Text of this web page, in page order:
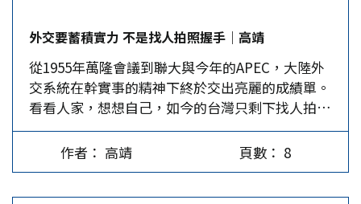
「一國兩制」作為統一後的制度安排。…
果是前者，那就奇怪了。蔡英文兩年前競選總統
時，自稱是「客家人」，客家人來自中原的黃河流
域，他們的族譜記載得很清楚，至於「蔡姓」，始
於周武王剋商後的分封，也是在中原的河南省，至
今已經三千多年了，史冊家譜也記載得很清楚。不
管要「尋親」或「尋根」，自應向西到大陸的黃河
流域去找，怎麼會飛到天涯茫茫的南太平洋礁島上
尋覓？方向錯誤，豈不等於緣木求魚！ 至於台灣
外交要蓄積實力 不是找人拍照握手｜高靖
從1955年萬隆會議到聯大與今年的APEC，大陸外
交系統在幹實事的精神下終於交出亮麗的成績單。
看看人家，想想自己，如今的台灣只剩下找人拍照
握手，把社交禮儀當成外交成就，這樣的民進黨政
府，真的能讓世界看見台灣？ 中國大陸的外交影
響力，從1950年代受困於西方國家圍堵，只能出席
作者： 高靖 頁數： 8